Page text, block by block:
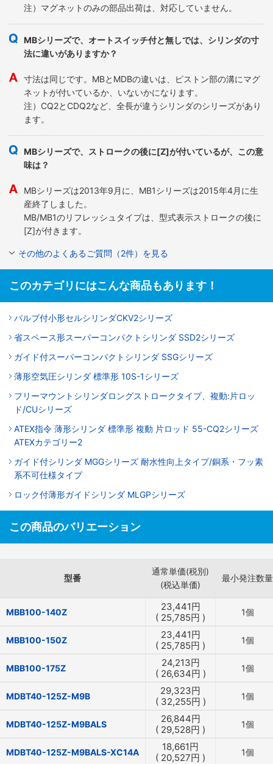
注）マグネットのみの部品出荷は、対応していません。
MBシリーズで、オートスイッチ付と無しでは、シリンダの寸
法に違いがありますか？
寸法は同じです。MBとMDBの違いは、ピストン部の溝にマグ
ネットが付いているか、いないかになります。
注）CQ2とCDQ2など、全長が違うシリンダのシリーズがあり
ます。
MBシリーズで、ストロークの後に[Z]が付いているが、この意
味は？
MBシリーズは2013年9月に、MB1シリーズは2015年4月に生
産終了しました。
MB/MB1のリフレッシュタイプは、型式表示ストロークの後に
[Z]が付きます。
その他のよくあるご質問（2件）を見る
このカテゴリにはこんな商品もあります！
バルブ付小形セルシリンダCKV2シリーズ
省スペース形スーパーコンパクトシリンダ SSD2シリーズ
ガイド付スーパーコンパクトシリンダ SSGシリーズ
薄形空気圧シリンダ 標準形 10S-1シリーズ
フリーマウントシリンダロングストロークタイプ、複動:片ロッ
ド/CUシリーズ
ATEX指令 薄形シリンダ 標準形 複動 片ロッド 55-CQ2シリーズ
ATEXカテゴリー2
ガイド付シリンダ MGGシリーズ 耐水性向上タイプ/銅系・フッ素
系不可仕様タイプ
ロック付薄形ガイドシリンダ MLGPシリーズ
この商品のバリエーション
型番
通常単価(税別)
(税込単価)
最小発注数量
MBB100-140Z 23,441円
( 25,785円 ) 1個
MBB100-150Z 23,441円
( 25,785円 ) 1個
MBB100-175Z 24,213円
( 26,634円 ) 1個
MDBT40-125Z-M9B 29,323円
( 32,255円 ) 1個
MDBT40-125Z-M9BALS 26,844円
( 29,528円 ) 1個
MDBT40-125Z-M9BALS-XC14A 18,661円
( 20,527円 ) 1個